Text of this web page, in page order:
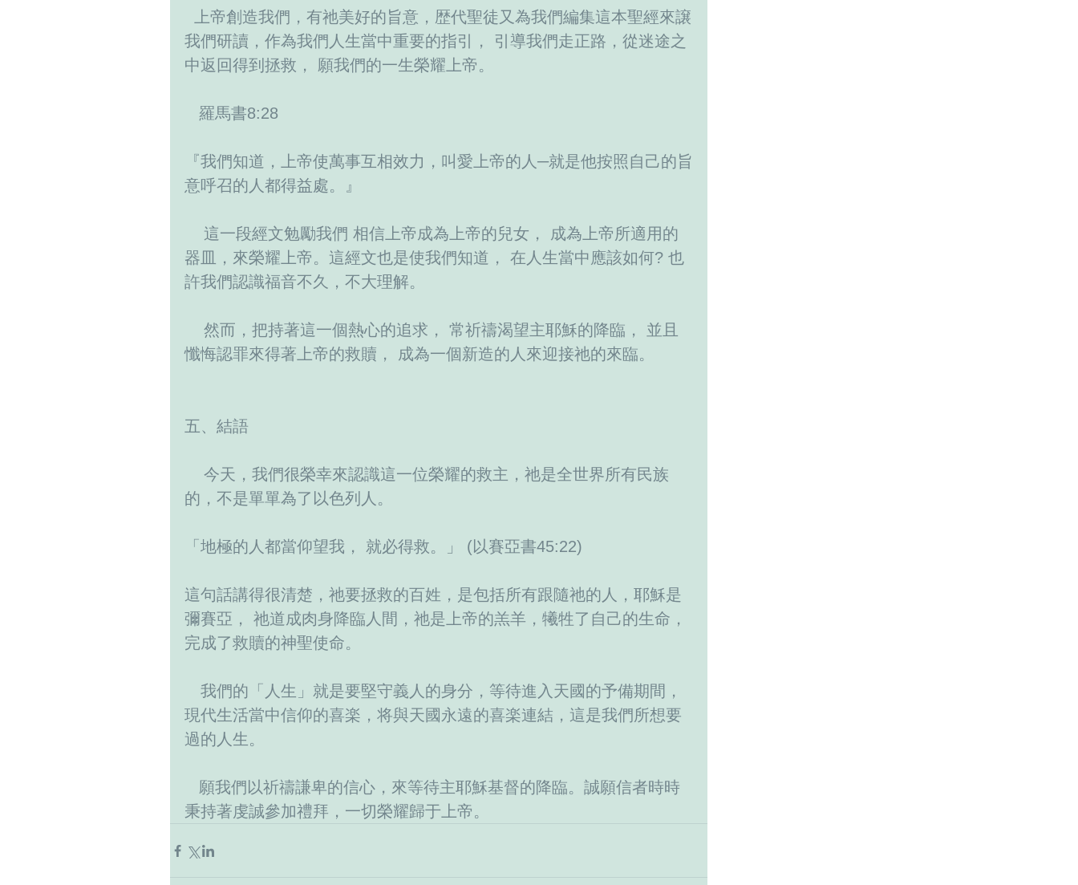
我們研讀，作為我們人生當中重要的指引， 引導我們走正路，從迷途之
中返回得到拯救， 願我們的一生榮耀上帝。
   羅馬書8:28
『我們知道，上帝使萬事互相效力，叫愛上帝的人─就是他按照自己的旨
意呼召的人都得益處。』
器皿，來榮耀上帝。這經文也是使我們知道， 在人生當中應該如何? 也
許我們認識福音不久，不大理解。
懺悔認罪來得著上帝的救贖， 成為一個新造的人來迎接祂的來臨。
五、結語
的，不是單單為了以色列人。
「地極的人都當仰望我， 就必得救。」 (以賽亞書45:22)
這句話講得很清楚，祂要拯救的百姓，是包括所有跟隨祂的人，耶穌是
彌賽亞， 祂道成肉身降臨人間，祂是上帝的羔羊，犧牲了自己的生命，
完成了救贖的神聖使命。
我們的「人生」就是要堅守義人的身分，等待進入天國的予備期間，
現代生活當中信仰的喜楽，将與天國永遠的喜楽連結，這是我們所想要
過的人生。
秉持著虔誠參加禮拜，一切榮耀歸于上帝。